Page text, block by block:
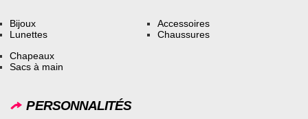
Bijoux
Lunettes
Accessoires
Chaussures
Chapeaux
Sacs à main
PERSONNALITÉS